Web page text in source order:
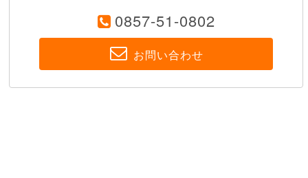
0857-51-0802
お問い合わせ